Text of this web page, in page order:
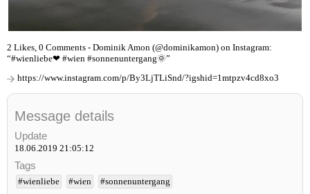
2 Likes, 0 Comments - Dominik Amon (@dominikamon) on Instagram:
“#wienliebe❤ #wien #sonnenuntergang🌞”
https://www.instagram.com/p/By3LjTLiSnd/?igshid=1mtpzv4cd8xo3
Message details
Update
18.06.2019 21:05:12
Tags
#wienliebe #wien #sonnenuntergang